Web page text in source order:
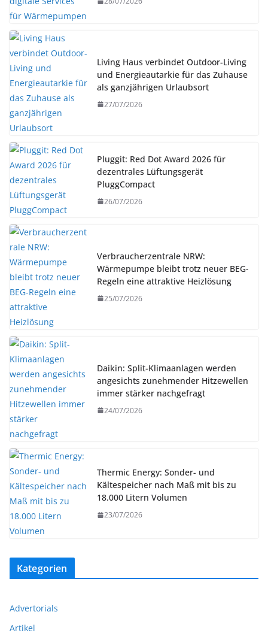
Living Haus verbindet Outdoor-Living
und Energieautarkie für das Zuhause
als ganzjährigen Urlaubsort
27/07/2026
Pluggit: Red Dot Award 2026 für
dezentrales Lüftungsgerät
PluggCompact
26/07/2026
Verbraucherzentrale NRW:
Wärmepumpe bleibt trotz neuer BEG-
Regeln eine attraktive Heizlösung
25/07/2026
Daikin: Split-Klimaanlagen werden
angesichts zunehmender Hitzewellen
immer stärker nachgefragt
24/07/2026
Thermic Energy: Sonder- und
Kältespeicher nach Maß mit bis zu
18.000 Litern Volumen
23/07/2026
Kategorien
Advertorials
Artikel